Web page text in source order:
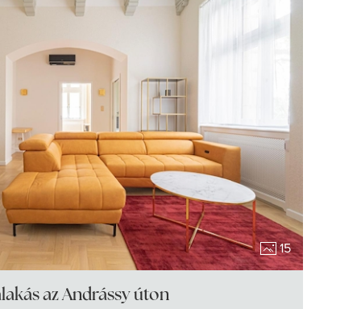
15
az Andrássy úton